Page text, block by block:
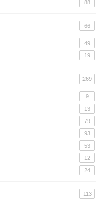
88
66
49
19
269
9
13
79
93
53
12
24
113